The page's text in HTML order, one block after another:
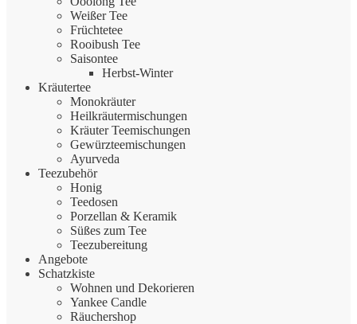
Weißer Tee
Früchtetee
Rooibush Tee
Saisontee
Herbst-Winter
Kräutertee
Monokräuter
Heilkräutermischungen
Kräuter Teemischungen
Gewürzteemischungen
Ayurveda
Teezubehör
Honig
Teedosen
Porzellan & Keramik
Süßes zum Tee
Teezubereitung
Angebote
Schatzkiste
Wohnen und Dekorieren
Yankee Candle
Räuchershop